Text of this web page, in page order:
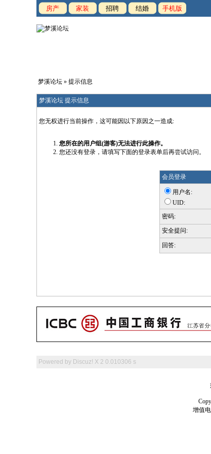
房产 家装 招聘 结婚 手机版
梦溪论坛 » 提示信息
梦溪论坛 提示信息
您无权进行当前操作，这可能因以下原因之一造成:
您所在的用户组(游客)无法进行此操作。
您还没有登录，请填写下面的登录表单后再尝试访问。
会员登录
用户名:
UID:
密码:
安全提问:
回答:
Powered by Discuz! X 2 0.010306 s
增值